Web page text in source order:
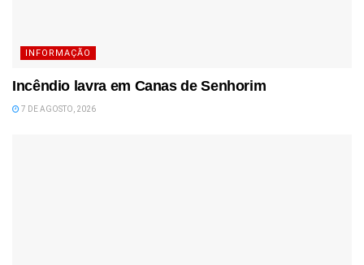
INFORMAÇÃO
Incêndio lavra em Canas de Senhorim
7 DE AGOSTO, 2026